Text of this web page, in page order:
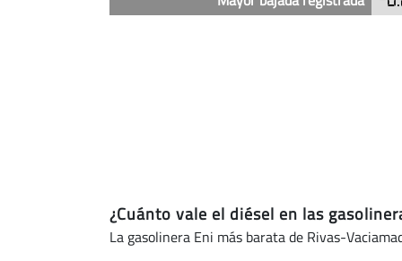
¿Cuánto vale el diésel en las
La gasolinera Eni más barata de Rivas-